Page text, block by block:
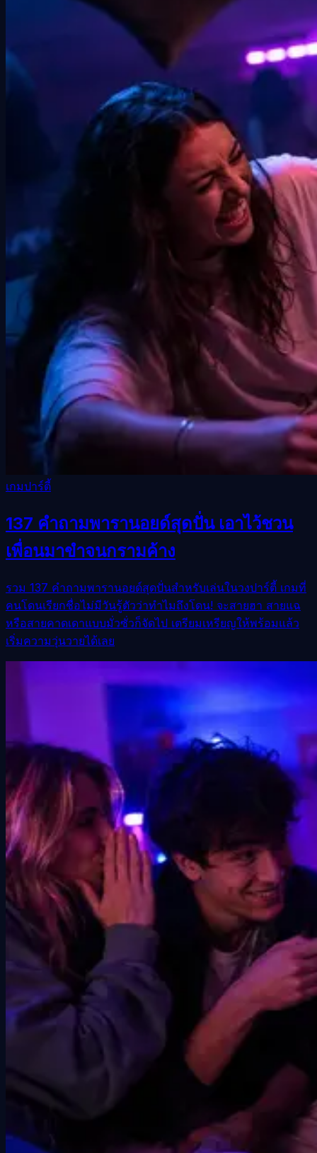
เกมปาร์ตี้
137 คำถามพารานอยด์สุดปั่น เอาไว้ชวน
เพื่อนมาขำจนกรามค้าง
รวม 137 คำถามพารานอยด์สุดปั่นสำหรับเล่นในวงปาร์ตี้ เกมที่
คนโดนเรียกชื่อไม่มีวันรู้ตัวว่าทำไมถึงโดน! จะสายฮา สายแฉ
หรือสายคาดเดาแบบมั่วซั่วก็จัดไป เตรียมเหรียญให้พร้อมแล้ว
เริ่มความวุ่นวายได้เลย